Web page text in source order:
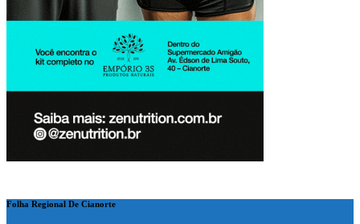
Folha Regional De Cianorte